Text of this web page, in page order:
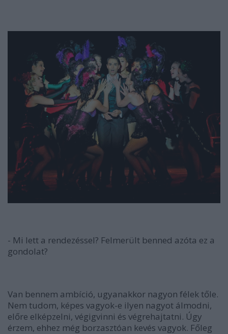
- Mi lett a rendezéssel? Felmerült benned azóta ez a
gondolat?
Van bennem ambíció, ugyanakkor nagyon félek tőle.
Nem tudom, képes vagyok-e ilyen nagyot álmodni,
előre elképzelni, végigvinni és végrehajtatni. Úgy
érzem, ehhez még borzasztóan kevés vagyok. Főleg